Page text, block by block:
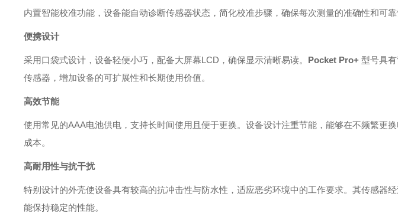
内置智能校准功能，设备能自动诊断传感器状态，简化校准步骤，确保每次测量的准确性和可靠
便携设计
采用口袋式设计，设备轻便小巧，配备大屏幕LCD，确保显示清晰易读。 Pocket Pro+ 型号具
传感器，增加设备的可扩展性和长期使用价值。
高效节能
使用常见的AAA电池供电，支持长时间使用且便于更换。设备设计注重节能，能够在不频繁更
成本。
高耐用性与抗干扰
特别设计的外壳使设备具有较高的抗冲击性与防水性，适应恶劣环境中的工作要求。其传感器
能保持稳定的性能。